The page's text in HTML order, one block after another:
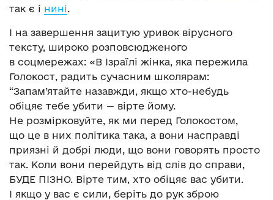
так є і нині.
І на завершення зацитую уривок вірусного
тексту, широко розповсюдженого
в соцмережах: «В Ізраїлі жінка, яка пережила
Голокост, радить сучасним школярам:
“Запам’ятайте назавжди, якщо хто-небудь
обіцяє тебе убити — вірте йому.
Не розмірковуйте, як ми перед Голокостом,
що це в них політика така, а вони насправді
приязні й добрі люди, що вони говорять просто
так. Коли вони перейдуть від слів до справи,
БУДЕ ПІЗНО. Вірте тим, хто обіцяє вас убити.
І якщо у вас є сили, беріть до рук зброю